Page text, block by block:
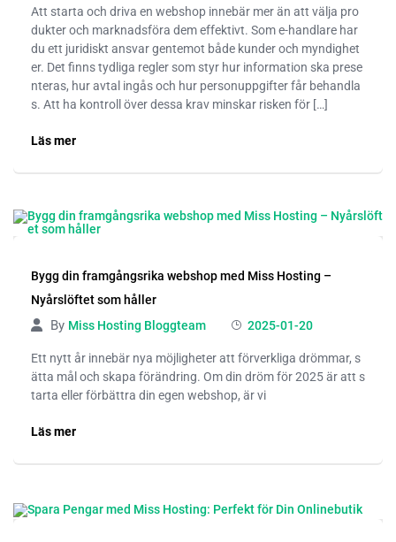
Att starta och driva en webshop innebär mer än att välja pro
dukter och marknadsföra dem effektivt. Som e-handlare har
du ett juridiskt ansvar gentemot både kunder och myndighet
er. Det finns tydliga regler som styr hur information ska prese
nteras, hur avtal ingås och hur personuppgifter får behandla
s. Att ha kontroll över dessa krav minskar risken för […]
Läs mer
Bygg din framgångsrika webshop med Miss Hosting –
Nyårslöftet som håller
By Miss Hosting Bloggteam 2025-01-20
Ett nytt år innebär nya möjligheter att förverkliga drömmar, s
ätta mål och skapa förändring. Om din dröm för 2025 är att s
tarta eller förbättra din egen webshop, är vi
Läs mer